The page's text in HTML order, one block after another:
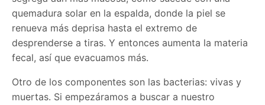
quemadura solar en la espalda, donde la piel se
renueva más deprisa hasta el extremo de
desprenderse a tiras. Y entonces aumenta la materia
fecal, así que evacuamos más.
Otro de los componentes son las bacterias: vivas y
muertas. Si empezáramos a buscar a nuestro